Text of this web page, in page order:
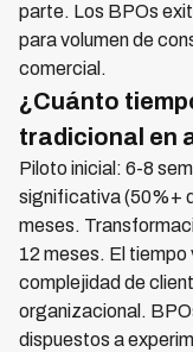
parte. Los BPOs
para volumen de
comercial.
¿Cuánto
tradicional en
Piloto inicial: 6-8
significativa (50%+
meses.
12 meses. El tiempo
complejidad de
organizacional.
dispuestos a